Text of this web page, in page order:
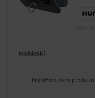
EAN:
Niebieski
Najniższa cena